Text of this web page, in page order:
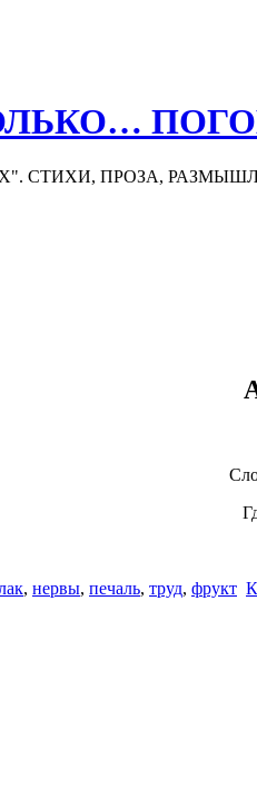
СТИХИ, ПРОЗА,
, нервы, печаль, труд, фрукт